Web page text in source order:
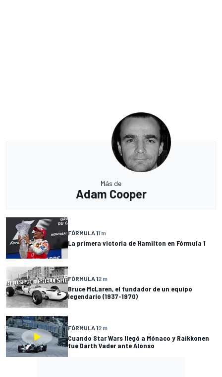
Más de
Adam Cooper
FÓRMULA 11 m
La primera victoria de Hamilton en Fórmula 1
FÓRMULA 12 m
Bruce McLaren, el fundador de un equipo
legendario (1937-1970)
FÓRMULA 12 m
Cuando Star Wars llegó a Mónaco y Raikkonen
fue Darth Vader ante Alonso